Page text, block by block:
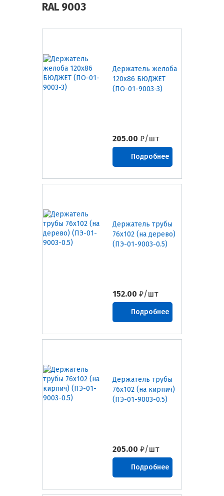
RAL 9003
Держатель желоба
120х86 БЮДЖЕТ
(ПО-01-9003-3)
205.00 ₽/шт
Подробнее
Держатель трубы
76х102 (на дерево)
(ПЭ-01-9003-0.5)
152.00 ₽/шт
Подробнее
Держатель трубы
76х102 (на кирпич)
(ПЭ-01-9003-0.5)
205.00 ₽/шт
Подробнее